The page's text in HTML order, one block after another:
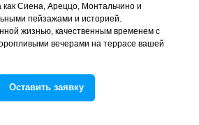
как Сиена, Ареццо, Монтальчино и
пейзажами и историей.
жизнью, качественным временем с
вечерами на террасе вашей
Оставить заявку